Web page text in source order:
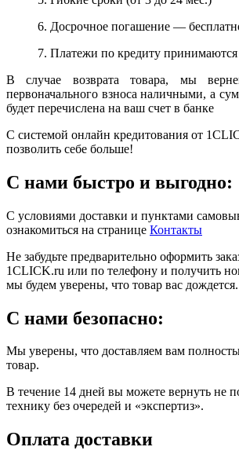
6. Досрочное погашение —
7. Платежи по кредиту
В случае возврата товара, мы
первоначального взноса наличными, а
будет перечислена на ваш счет в банке
С системой онлайн кредитования от
позволить себе больше!
С нами быстро и выгодно:
С условиями доставки и пунктами
ознакомиться на странице Контакты
Не забудьте предварительно оформить
1CLICK.ru или по телефону и получить
мы будем уверены, что товар вас
С нами безопасно:
Мы уверены, что доставляем вам
товар.
В течение 14 дней вы можете вернуть не
технику без очередей и «экспертиз».
Оплата доставки